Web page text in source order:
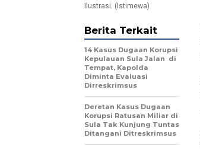
Ilustrasi. (Istimewa)
Berita Terkait
14 Kasus Dugaan Korupsi
Kepulauan Sula Jalan di
Tempat, Kapolda
Diminta Evaluasi
Dirreskrimsus
Deretan Kasus Dugaan
Korupsi Ratusan Miliar di
Sula Tak Kunjung Tuntas
Ditangani Ditreskrimsus